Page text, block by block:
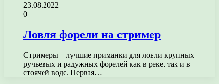
23.08.2022
0
Ловля форели на стример
Стримеры – лучшие приманки для ловли крупных
ручьевых и радужных форелей как в реке, так и в
стоячей воде. Первая…